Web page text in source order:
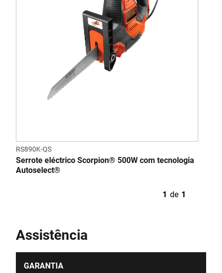
RS890K-QS
Serrote eléctrico Scorpion® 500W com tecnologia
Autoselect®
1 de 1
Assistência
GARANTIA